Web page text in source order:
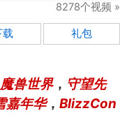
8278个视频 »
载 礼包
魔兽世界， 守望先
嘉年华， BlizzCon